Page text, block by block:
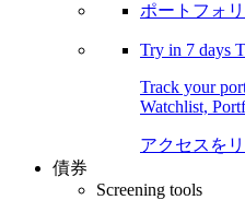
ポートフォ
Try in 7 days
Track your
Watchlist,
アクセスを
債券
Screening tools